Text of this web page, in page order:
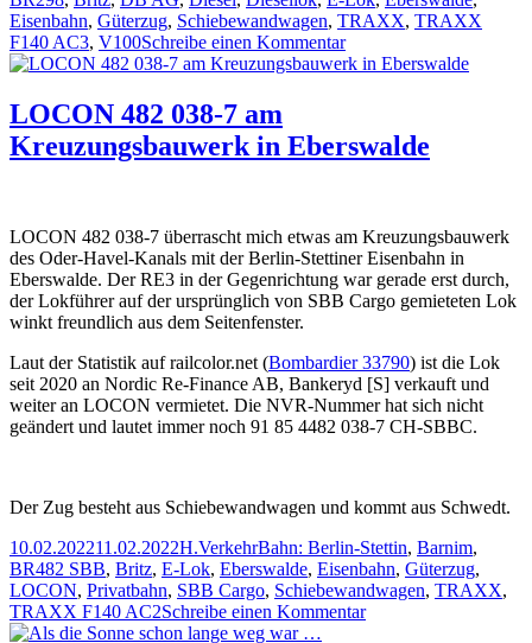
Eisenbahn, Güterzug, Schiebewandwagen, TRAXX, TRAXX
F140 AC3, V100Schreibe einen Kommentarzu
187
AG
LOCON 482 038-7 am
Kreuzungsbauwerk in Eberswalde
LOCON 482 038-7 überrascht mich etwas am Kreuzungsbauwerk
des Oder-Havel-Kanals mit der Berlin-Stettiner Eisenbahn in
Eberswalde. Der RE3 in der Gegenrichtung war gerade erst durch,
der Lokführer auf der ursprünglich von SBB Cargo gemieteten Lok
winkt freundlich aus dem Seitenfenster.
Laut der Statistik auf railcolor.net (Bombardier 33790) ist die Lok
seit 2020 an Nordic Re-Finance AB, Bankeryd [S] verkauft und
weiter an LOCON vermietet. Die NVR-Nummer hat sich nicht
geändert und lautet immer noch 91 85 4482 038-7 CH-SBBC.
Der Zug besteht aus Schiebewandwagen und kommt aus Schwedt.
Veröffentlicht
am
10.02.202211.02.2022Autor
H.Kategorien
VerkehrSchlagwörter
Bahn: Berlin-Stettin, Barnim,
BR482 SBB, Britz, E-Lok, Eberswalde, Eisenbahn, Güterzug,
LOCON, Privatbahn, SBB Cargo, Schiebewandwagen, TRAXX,
TRAXX F140 AC2Schreibe einen Kommentarzu